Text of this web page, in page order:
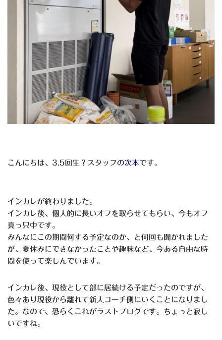
こんにちは、3.5回生？スタッフの次本です。
インカレが終わりました。
インカレ後、個人的に長いオフを取らせてもらい、今もオフ
真っ只中です。
みんなにこの期間何する予定なのか、と何回も聞かれました
が、夏休みにできなかったことや趣味など、今ある自由な時
間を使って楽しんでいます。
インカレ後、現役として部に居続ける予定だったのですが、
色々あり現役から離れて新人コーチ側にいくことになりまし
た。なので、恐らくこれがラストブログです。ちょっと寂し
いですね。